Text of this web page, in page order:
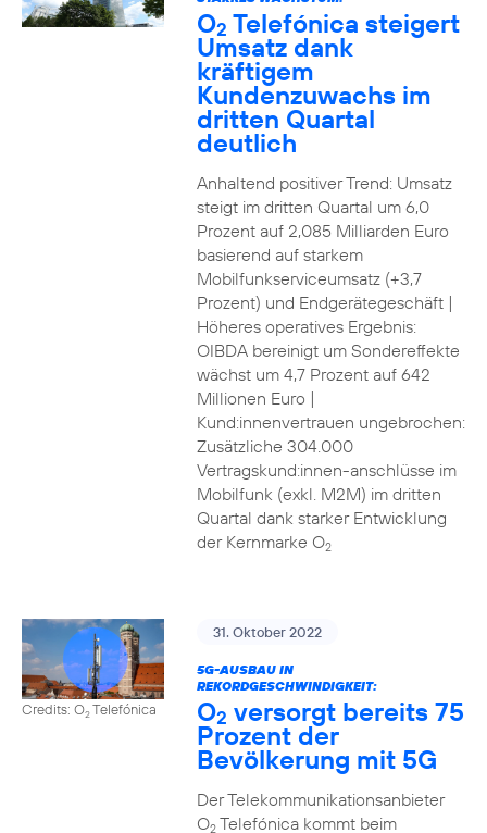
O2 Telefónica steigert
Umsatz dank
kräftigem
Kundenzuwachs im
dritten Quartal
deutlich
Anhaltend positiver Trend: Umsatz
steigt im dritten Quartal um 6,0
Prozent auf 2,085 Milliarden Euro
basierend auf starkem
Mobilfunkserviceumsatz (+3,7
Prozent) und Endgerätegeschäft |
Höheres operatives Ergebnis:
OIBDA bereinigt um Sondereffekte
wächst um 4,7 Prozent auf 642
Millionen Euro |
Kund:innenvertrauen ungebrochen:
Zusätzliche 304.000
Vertragskund:innen-anschlüsse im
Mobilfunk (exkl. M2M) im dritten
Quartal dank starker Entwicklung
der Kernmarke O2
Credits: O2Telefónica
31. Oktober 2022
5G-AUSBAU IN
REKORDGESCHWINDIGKEIT:
O2 versorgt bereits 75
Prozent der
Bevölkerung mit 5G
Der Telekommunikationsanbieter
O2Telefónica kommt beim